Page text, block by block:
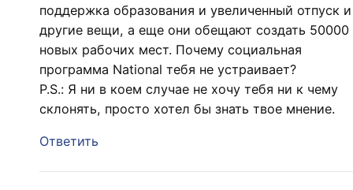
поддержка образования и увеличенный отпуск и
другие вещи, а еще они обещают создать 50000
новых рабочих мест. Почему социальная
программа National тебя не устраивает?
P.S.: Я ни в коем случае не хочу тебя ни к чему
склонять, просто хотел бы знать твое мнение.
Ответить